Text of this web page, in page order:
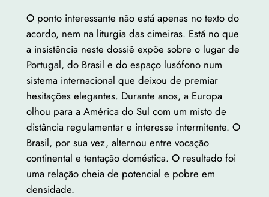
O ponto interessante não está apenas no texto do
acordo, nem na liturgia das cimeiras. Está no que
a insistência neste dossiê expõe sobre o lugar de
Portugal, do Brasil e do espaço lusófono num
sistema internacional que deixou de premiar
hesitações elegantes. Durante anos, a Europa
olhou para a América do Sul com um misto de
distância regulamentar e interesse intermitente. O
Brasil, por sua vez, alternou entre vocação
continental e tentação doméstica. O resultado foi
uma relação cheia de potencial e pobre em
densidade.